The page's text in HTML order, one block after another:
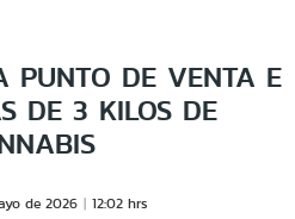
PUNTO DE VENTA E
DE 3 KILOS DE
de 2026 12:02 hrs